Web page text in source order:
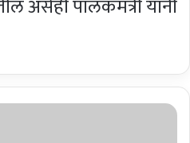
असेही पालकमंत्री यांनी